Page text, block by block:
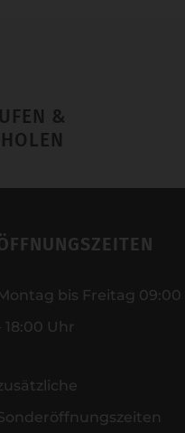
&
bis Freitag 09:00
18:00 Uhr